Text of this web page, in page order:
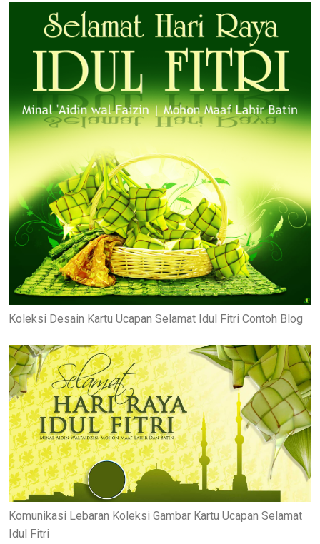
Koleksi Desain Kartu Ucapan Selamat Idul Fitri Contoh Blog
Komunikasi Lebaran Koleksi Gambar Kartu Ucapan Selamat
Idul Fitri